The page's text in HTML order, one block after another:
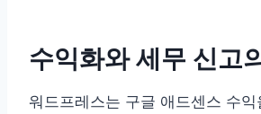
수익화와 세무 신고
워드프레스는 구글 애드센스 수